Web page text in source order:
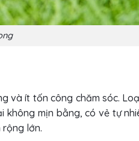
và ít tốn công chăm sóc.
mịn bằng, có vẻ tự
rộng lớn.